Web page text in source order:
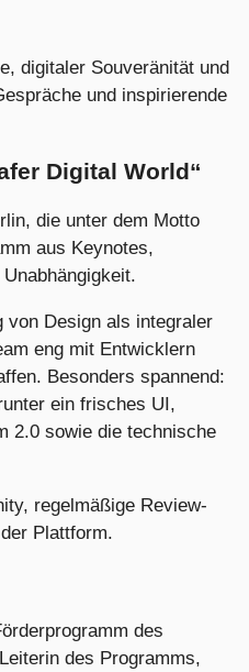
digitaler Souveränität und
und inspirierende
Digital World“
die unter dem Motto
aus Keynotes,
von Design als integraler
eng mit Entwicklern
Besonders spannend:
ein frisches UI,
2.0 sowie die technische
regelmäßige Review-
Plattform.
des
des Programms,